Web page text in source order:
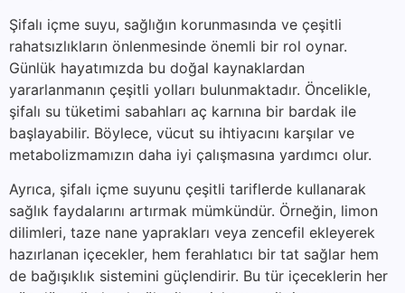
Şifalı içme suyu, sağlığın korunmasında ve çeşitli
rahatsızlıkların önlenmesinde önemli bir rol oynar.
Günlük hayatımızda bu doğal kaynaklardan
yararlanmanın çeşitli yolları bulunmaktadır. Öncelikle,
şifalı su tüketimi sabahları aç karnına bir bardak ile
başlayabilir. Böylece, vücut su ihtiyacını karşılar ve
metabolizmamızın daha iyi çalışmasına yardımcı olur.
Ayrıca, şifalı içme suyunu çeşitli tariflerde kullanarak
sağlık faydalarını artırmak mümkündür. Örneğin, limon
dilimleri, taze nane yaprakları veya zencefil ekleyerek
hazırlanan içecekler, hem ferahlatıcı bir tat sağlar hem
de bağışıklık sistemini güçlendirir. Bu tür içeceklerin her